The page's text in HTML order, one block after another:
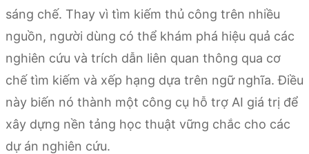
sáng chế. Thay vì tìm kiếm thủ công trên nhiều
nguồn, người dùng có thể khám phá hiệu quả các
nghiên cứu và trích dẫn liên quan thông qua cơ
chế tìm kiếm và xếp hạng dựa trên ngữ nghĩa. Điều
này biến nó thành một công cụ hỗ trợ AI giá trị để
xây dựng nền tảng học thuật vững chắc cho các
dự án nghiên cứu.